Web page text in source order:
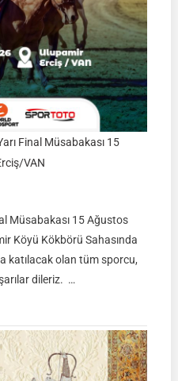
Final Müsabakası 15
VAN
Müsabakası 15 Ağustos
Köyü Kökbörü Sahasında
katılacak olan tüm sporcu,
dileriz. …